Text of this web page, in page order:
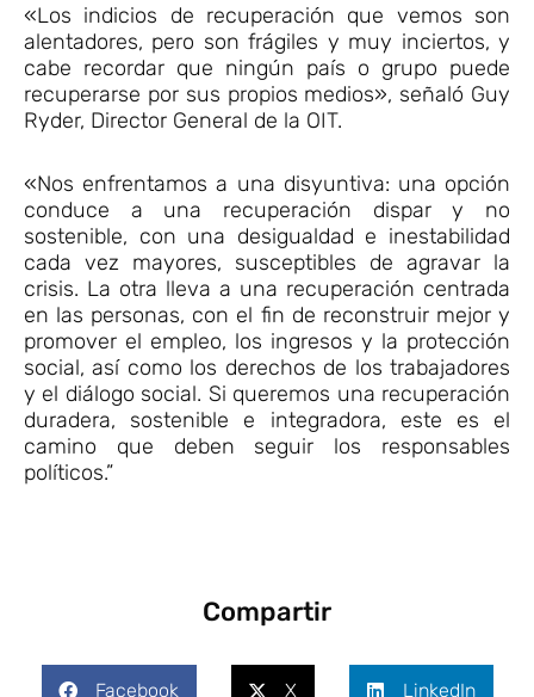
«Los indicios de recuperación que vemos son
alentadores, pero son frágiles y muy inciertos, y
cabe recordar que ningún país o grupo puede
recuperarse por sus propios medios», señaló Guy
Ryder, Director General de la OIT.
«Nos enfrentamos a una disyuntiva: una opción
conduce a una recuperación dispar y no
sostenible, con una desigualdad e inestabilidad
cada vez mayores, susceptibles de agravar la
crisis. La otra lleva a una recuperación centrada
en las personas, con el fin de reconstruir mejor y
promover el empleo, los ingresos y la protección
social, así como los derechos de los trabajadores
y el diálogo social. Si queremos una recuperación
duradera, sostenible e integradora, este es el
camino que deben seguir los responsables
políticos.”
Compartir
Facebook X LinkedIn